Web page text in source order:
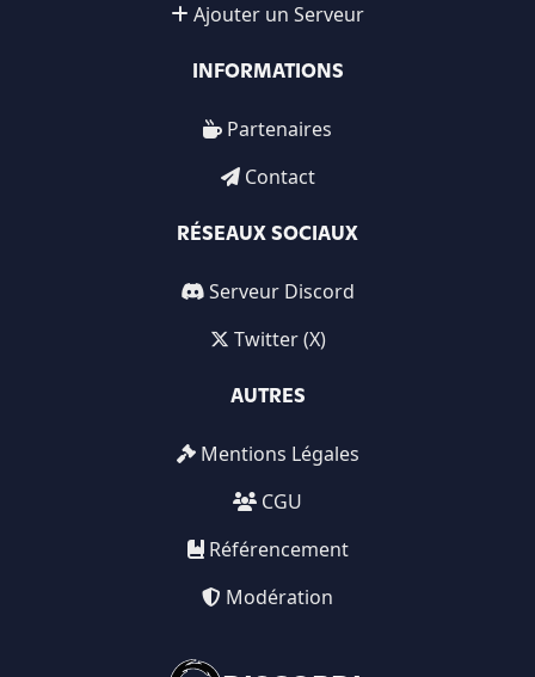
Ajouter un Serveur
INFORMATIONS
Partenaires
Contact
RÉSEAUX SOCIAUX
Serveur Discord
Twitter (X)
AUTRES
Mentions Légales
CGU
Référencement
Modération